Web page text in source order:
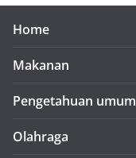
Home
Makanan
Pengetahuan umum
Olahraga